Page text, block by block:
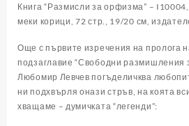
Книга “Размисли за орфизма” –
меки корици, 72 стр., 19/20 см,
Още с първите изречения на пролога
подзаглавие “Свободни размишления
Любомир Левчев погъделичква
ни подхвърля онази стръв, на коята
хващаме – думичката “легенди”: